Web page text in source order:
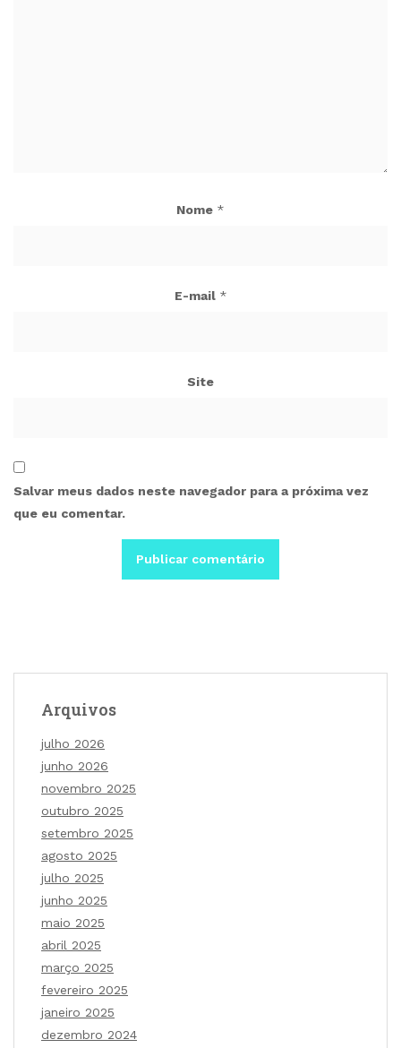
Nome *
E-mail *
Site
Salvar meus dados neste navegador para a próxima vez
que eu comentar.
Arquivos
julho 2026
junho 2026
novembro 2025
outubro 2025
setembro 2025
agosto 2025
julho 2025
junho 2025
maio 2025
abril 2025
março 2025
fevereiro 2025
janeiro 2025
dezembro 2024